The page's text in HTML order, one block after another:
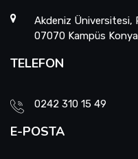
Akdeniz Üniversitesi,
07070 Kampüs
TELEFON
0242 310 15 49
E-POSTA